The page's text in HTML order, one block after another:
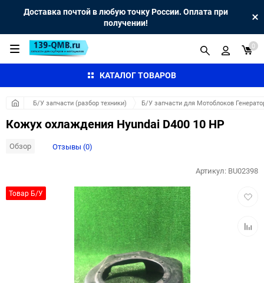
Доставка почтой в любую точку России. Оплата при
получении!
КАТАЛОГ ТОВАРОВ
0
Б/У запчасти (разбор техники) Б/У запчасти для Мотоблоков
Кожух охлаждения Hyundai D400 10 HP
Обзор Отзывы (0)
Товар Б/У
Артикул: BU02398